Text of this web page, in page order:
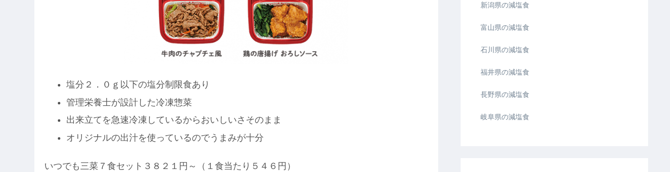
塩分２．０ｇ以下の塩分制限食あり
管理栄養士が設計した冷凍惣菜
出来立てを急速冷凍しているからおいしいさそのまま
オリジナルの出汁を使っているのでうまみが十分
いつでも三菜７食セット３８２１円～（１食当たり５４６円）
新潟県の減塩食
富山県の減塩食
石川県の減塩食
福井県の減塩食
長野県の減塩食
岐阜県の減塩食